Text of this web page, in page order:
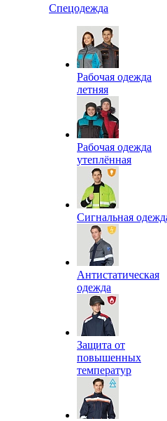
Спецодежда
Рабочая одежда
летняя
Рабочая одежда
утеплённая
Сигнальная
Антистатическая
одежда
Защита от
повышенных
температур